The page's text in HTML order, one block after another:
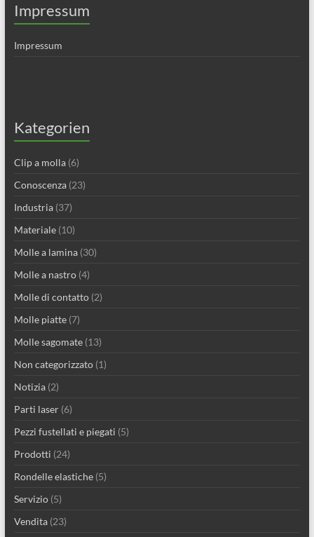
Impressum
Impressum
Kategorien
Clip a molla(6)
Conoscenza(23)
Industria(37)
Materiale(10)
Molle a lamina(30)
Molle a nastro(4)
Molle di contatto(2)
Molle piatte(7)
Molle sagomate(13)
Non categorizzato(1)
Notizia(2)
Parti laser(6)
Pezzi fustellati e piegati (5)
Prodotti (24)
Rondelle elastiche(5)
Servizio(5)
Vendita(23)